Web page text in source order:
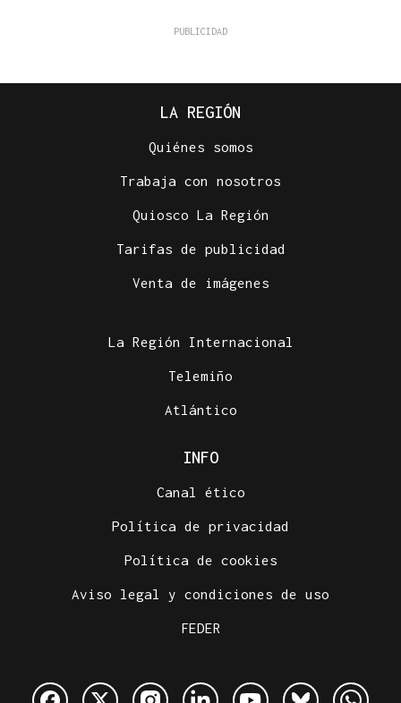
LA REGIÓN
Quiénes somos
Trabaja con nosotros
Quiosco La Región
Tarifas de publicidad
Venta de imágenes
La Región Internacional
Telemiño
Atlántico
INFO
Canal ético
Política de privacidad
Política de cookies
Aviso legal y condiciones de uso
FEDER